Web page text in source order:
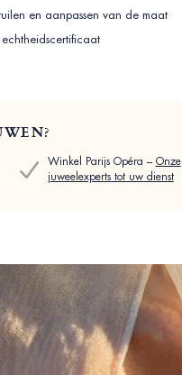
en aanpassen van de maat
Winkel Parijs Opéra – Onze
juweelexperts tot uw dienst